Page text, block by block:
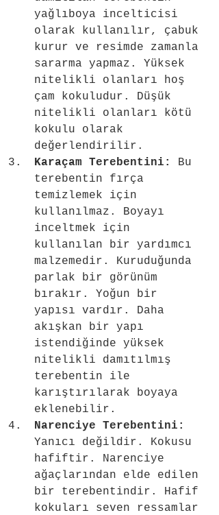
yağlıboya incelticisi
olarak kullanılır, çabuk
kurur ve resimde zamanla
sararma yapmaz. Yüksek
nitelikli olanları hoş
çam kokuludur. Düşük
nitelikli olanları kötü
kokulu olarak
değerlendirilir.
Karaçam Terebentini:
Bu
terebentin fırça
temizlemek için
kullanılmaz. Boyayı
inceltmek için
kullanılan bir yardımcı
malzemedir. Kuruduğunda
parlak bir görünüm
bırakır. Yoğun bir
yapısı vardır. Daha
akışkan bir yapı
istendiğinde yüksek
nitelikli damıtılmış
terebentin ile
karıştırılarak boyaya
eklenebilir.
Narenciye Terebentini:
Yanıcı değildir. Kokusu
hafiftir. Narenciye
ağaçlarından elde edilen
bir terebentindir. Hafif
kokuları seven ressamlar